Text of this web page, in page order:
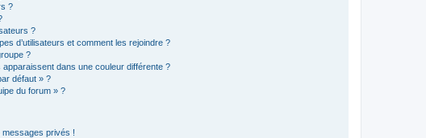
?
?
d’utilisateurs et comment les rejoindre ?
?
dans une couleur différente ?
défaut » ?
du forum » ?
privés !